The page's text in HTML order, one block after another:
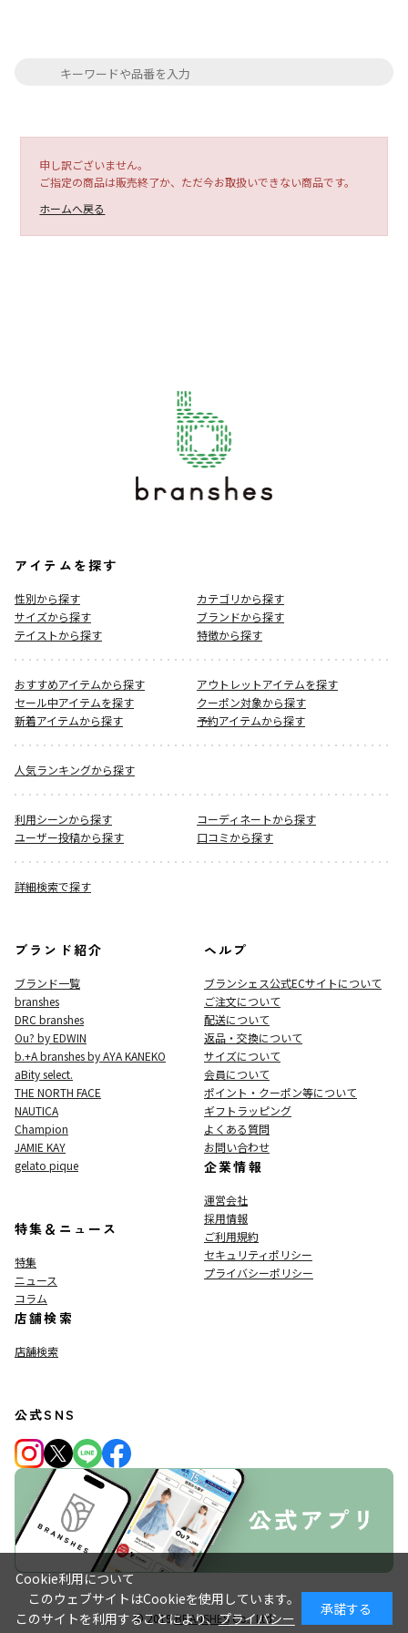
申し訳ございません。
ご指定の商品は販売終了か、ただ今お取扱いできない商品です。
ホームへ戻る
アイテムを探す
性別から探す
カテゴリから探す
サイズから探す
ブランドから探す
テイストから探す
特徴から探す
おすすめアイテムから探す
アウトレットアイテムを探す
セール中アイテムを探す
クーポン対象から探す
新着アイテムから探す
予約アイテムから探す
人気ランキングから探す
利用シーンから探す
コーディネートから探す
ユーザー投稿から探す
口コミから探す
詳細検索で探す
ブランド紹介
ブランド一覧
branshes
DRC branshes
Ou? by EDWIN
b.+A branshes by AYA KANEKO
aBity select.
THE NORTH FACE
NAUTICA
Champion
JAMIE KAY
gelato pique
特集＆ニュース
特集
ニュース
コラム
店舗検索
店舗検索
ヘルプ
ブランシェス公式ECサイトについて
ご注文について
配送について
返品・交換について
サイズについて
会員について
ポイント・クーポン等について
ギフトラッピング
よくある質問
お問い合わせ
企業情報
運営会社
採用情報
ご利用規約
セキュリティポリシー
プライバシーポリシー
公式SNS
© 2019BRANSHESCo., Ltd.
Cookie利用について
このウェブサイトはCookieを使用しています。
このサイトを利用することにより、プライバシー
承諾する